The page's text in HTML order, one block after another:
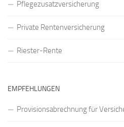
Pflegezusatzversicherung
Private Rentenversicherung
Riester-Rente
EMPFEHLUNGEN
Provisionsabrechnung für